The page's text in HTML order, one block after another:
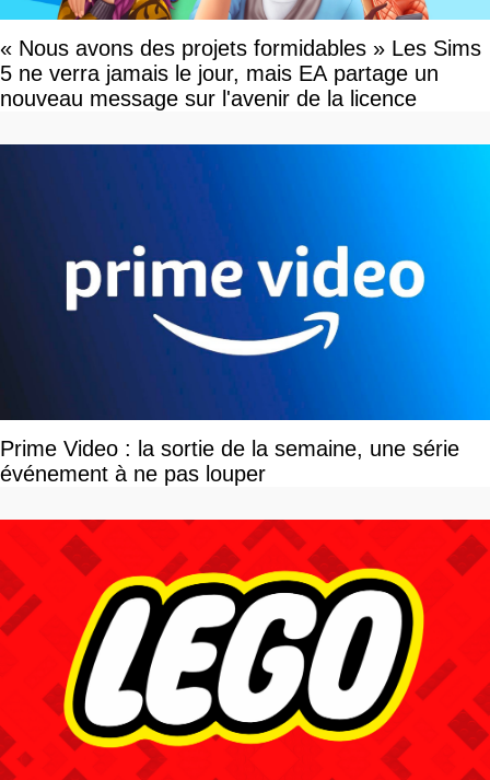
« Nous avons des projets formidables » Les Sims
5 ne verra jamais le jour, mais EA partage un
nouveau message sur l'avenir de la licence
Prime Video : la sortie de la semaine, une série
événement à ne pas louper